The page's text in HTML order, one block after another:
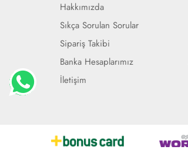
Hakkımızda
Sıkça Sorulan Sorular
Sipariş Takibi
Banka Hesaplarımız
İletişim